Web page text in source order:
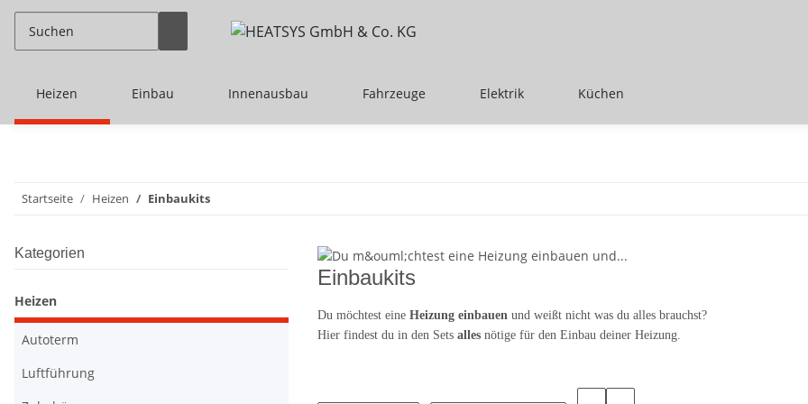
Heizen Einbau Innenausbau Fahrzeuge Elektrik Küchen
Startseite Heizen Einbaukits
Einbaukits
Du möchtest eine Heizung einbauen und weißt nicht was du alles brauchst?
Hier findest du in den Sets alles nötige für den Einbau deiner Heizung.
Kategorien
Heizen
Autoterm
Luftführung